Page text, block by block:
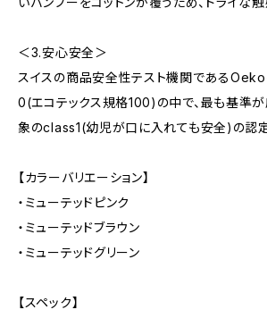
＜3.安心安全＞
スイスの商品安全性テスト機関である
0(エコテックス規格100)の中で、最も基準
象のclass1(幼児が口に入れても安全)の認定
【カラーバリエーション】
・ミューテッドピンク
・ミューテッドブラウン
・ミューテッドグリーン
【スペック】